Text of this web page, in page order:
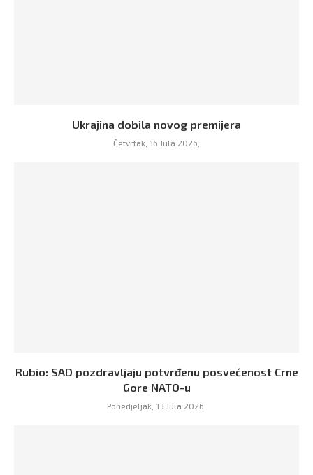
Ukrajina dobila novog premijera
Četvrtak, 16 Jula 2026,
Rubio: SAD pozdravljaju potvrđenu posvećenost Crne
Gore NATO-u
Ponedjeljak, 13 Jula 2026,